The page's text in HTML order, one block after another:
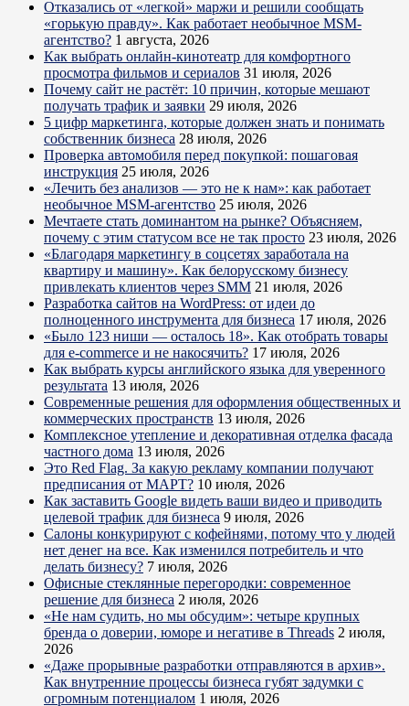
Отказались от «легкой» маржи и решили сообщать
«горькую правду». Как работает необычное MSM-
агентство? 1 августа, 2026
Как выбрать онлайн-кинотеатр для комфортного
просмотра фильмов и сериалов 31 июля, 2026
Почему сайт не растёт: 10 причин, которые мешают
получать трафик и заявки 29 июля, 2026
5 цифр маркетинга, которые должен знать и понимать
собственник бизнеса 28 июля, 2026
Проверка автомобиля перед покупкой: пошаговая
инструкция 25 июля, 2026
«Лечить без анализов — это не к нам»: как работает
необычное MSM-агентство 25 июля, 2026
Мечтаете стать доминантом на рынке? Объясняем,
почему с этим статусом все не так просто 23 июля, 2026
«Благодаря маркетингу в соцсетях заработала на
квартиру и машину». Как белорусскому бизнесу
привлекать клиентов через SMM 21 июля, 2026
Разработка сайтов на WordPress: от идеи до
полноценного инструмента для бизнеса 17 июля, 2026
«Было 123 ниши — осталось 18». Как отобрать товары
для e-commerce и не накосячить? 17 июля, 2026
Как выбрать курсы английского языка для уверенного
результата 13 июля, 2026
Современные решения для оформления общественных и
коммерческих пространств 13 июля, 2026
Комплексное утепление и декоративная отделка фасада
частного дома 13 июля, 2026
Это Red Flag. За какую рекламу компании получают
предписания от МАРТ? 10 июля, 2026
Как заставить Google видеть ваши видео и приводить
целевой трафик для бизнеса 9 июля, 2026
Салоны конкурируют с кофейнями, потому что у людей
нет денег на все. Как изменился потребитель и что
делать бизнесу? 7 июля, 2026
Офисные стеклянные перегородки: современное
решение для бизнеса 2 июля, 2026
«Не нам судить, но мы обсудим»: четыре крупных
бренда о доверии, юморе и негативе в Threads 2 июля,
2026
«Даже прорывные разработки отправляются в архив».
Как внутренние процессы бизнеса губят задумки с
огромным потенциалом 1 июля, 2026